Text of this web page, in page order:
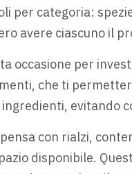
per categoria:
avere ciascuno il
occasione per
che ti
evitando
con rialzi,
disponibile.